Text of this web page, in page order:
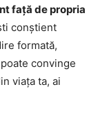
față de propria
conștient
formată,
convinge
viața ta, ai